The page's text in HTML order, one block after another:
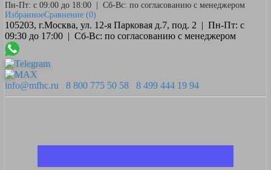
Пн-Пт: с 09:00 до 18:00 | Сб-Вс: по согласованию с менеджером
ИзбранноеСравнение (0)
105203, г.Москва, ул. 12-я Парковая д.7, под. 2 | Пн-Пт: с
09:30 до 17:00 | Сб-Вс: по согласованию с менеджером
info@mfhc.ru 8 800 775 50 58 8 499 444 19 94